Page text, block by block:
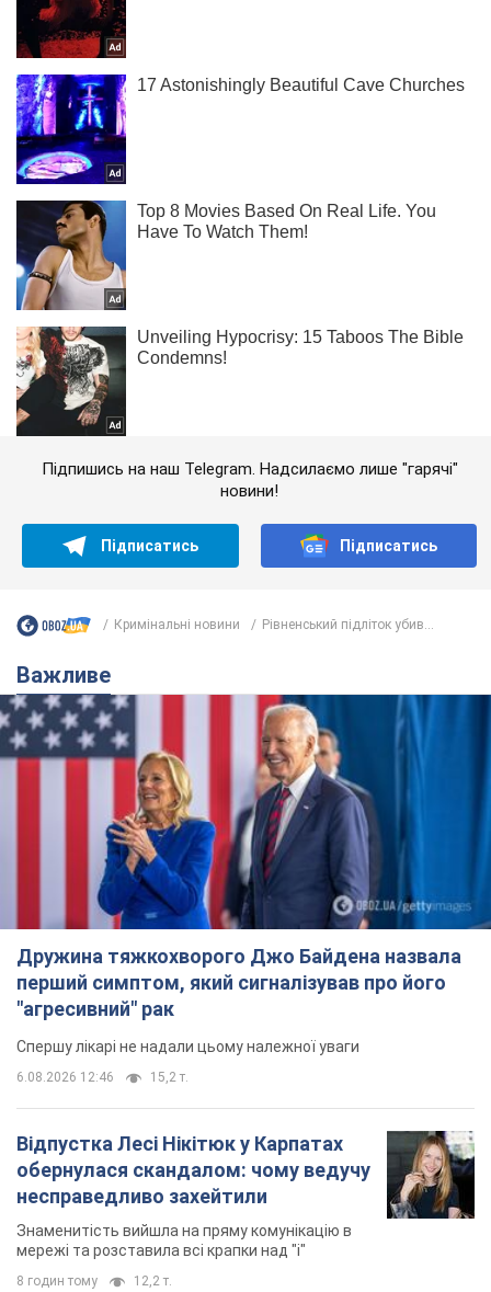
Підпишись на наш Telegram. Надсилаємо лише "гарячі"
новини!
Підписатись Підписатись
Кримінальні новини Рівненський підліток убив...
Важливе
Дружина тяжкохворого Джо Байдена назвала
перший симптом, який сигналізував про його
"агресивний" рак
Спершу лікарі не надали цьому належної уваги
6.08.2026 12:46 15,2 т.
Відпустка Лесі Нікітюк у Карпатах
обернулася скандалом: чому ведучу
несправедливо захейтили
Знаменитість вийшла на пряму комунікацію в
мережі та розставила всі крапки над "і"
8 годин тому 12,2 т.